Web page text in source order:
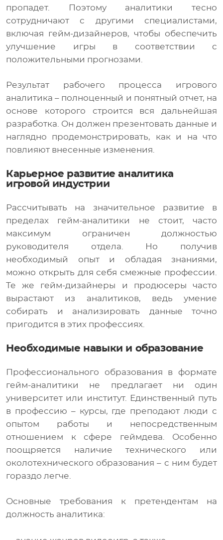
пропадет. Поэтому аналитики тесно
сотрудничают с другими специалистами,
включая гейм-дизайнеров, чтобы обеспечить
улучшение игры в соответствии с
положительными прогнозами.
Результат рабочего процесса игрового
аналитика – полноценный и понятный отчет, на
основе которого строится вся дальнейшая
разработка. Он должен презентовать данные и
наглядно продемонстрировать, как и на что
повлияют внесенные изменения.
Карьерное развитие аналитика
игровой индустрии
Рассчитывать на значительное развитие в
пределах гейм-аналитики не стоит, часто
максимум ограничен должностью
руководителя отдела. Но получив
необходимый опыт и обладая знаниями,
можно открыть для себя смежные профессии.
Те же гейм-дизайнеры и продюсеры часто
вырастают из аналитиков, ведь умение
собирать и анализировать данные точно
пригодится в этих профессиях.
Необходимые навыки и образование
Профессионального образования в формате
гейм-аналитики не предлагает ни один
университет или институт. Единственный путь
в профессию – курсы, где преподают люди с
опытом работы и непосредственным
отношением к сфере геймдева. Особенно
поощряется наличие технического или
околотехнического образования – с ним будет
гораздо легче.
Основные требования к претендентам на
должность аналитика: